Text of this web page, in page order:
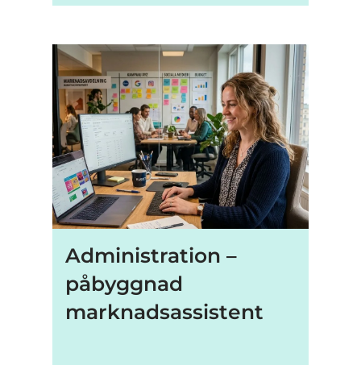
Administration –
påbyggnad
marknadsassistent